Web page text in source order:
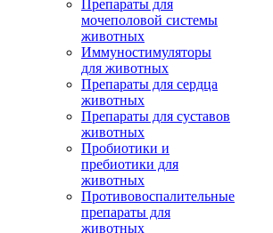
Препараты для
мочеполовой системы
животных
Иммуностимуляторы
для животных
Препараты для сердца
животных
Препараты для суставов
животных
Пробиотики и
пребиотики для
животных
Противовоспалительные
препараты для
животных